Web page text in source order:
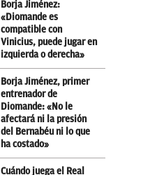
Borja Jiménez:
«Diomande es
compatible con
Vinicius, puede jugar en
izquierda o derecha»
Borja Jiménez, primer
entrenador de
Diomande: «No le
afectará ni la presión
del Bernabéu ni lo que
ha costado»
Cuándo juega el Real